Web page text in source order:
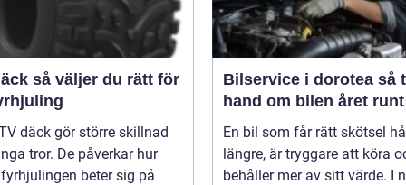
du rätt för
däck gör större skillnad
tror. De påverkar hur
beter sig på
Bilservice i dorotea så tar du
hand om bilen året runt
En bil som får rätt skötsel
längre, är tryggare att köra
behåller mer av sitt värde. I